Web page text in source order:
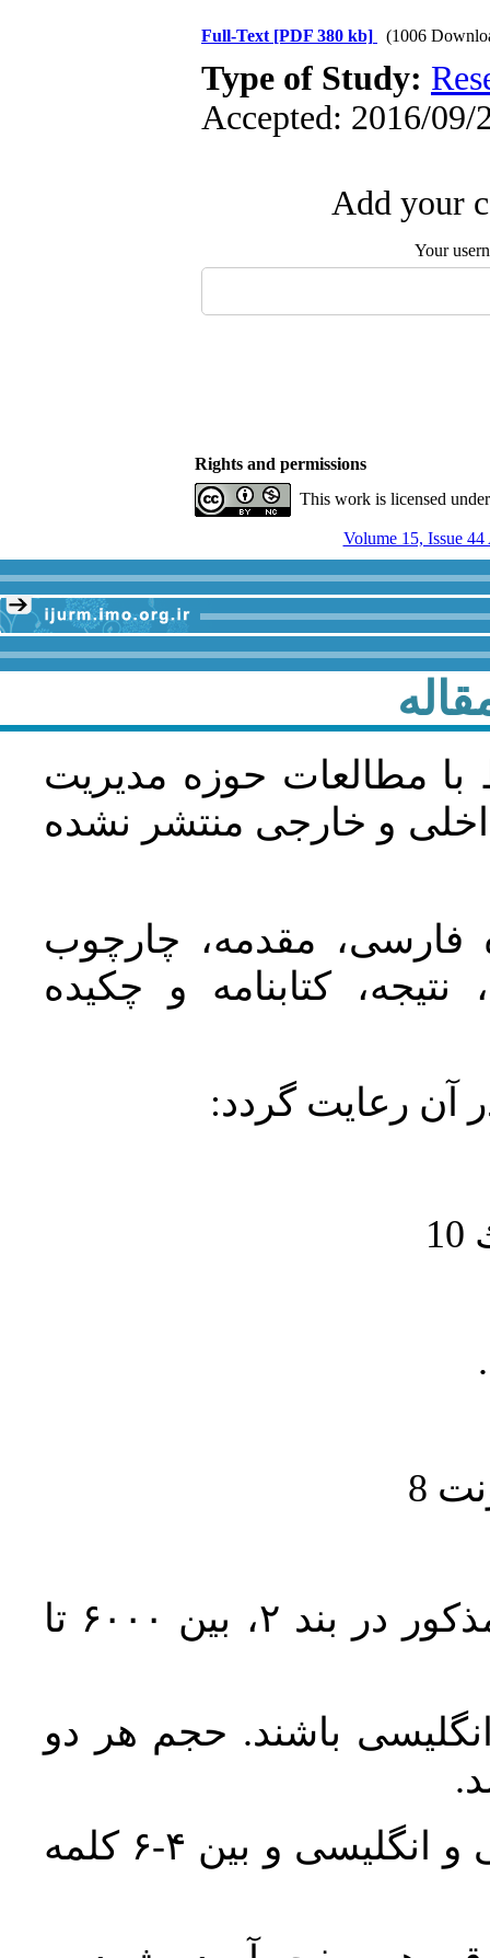
Full-Text [PDF 380 kb] (1006
Type of Study:
Accepted: 2016/09/
Add your
Your
Rights and permissions
This work is licensed
با مطالعات حوزه مديريت
و خارجی منتشر نشده
فارسی، مقدمه، چارچوب
کتابنامه و چکیده
آن رعايت گردد:
حجم کل مقاله با احتساب تمام بخش‌های مذکور در بند ۲، بین ۶۰۰۰ تا
باشند. حجم هر دو
واژگان کلیدی بلافاصله پس از چکیده فارسی و انگلیسی و بین ۴-۶ کلمه